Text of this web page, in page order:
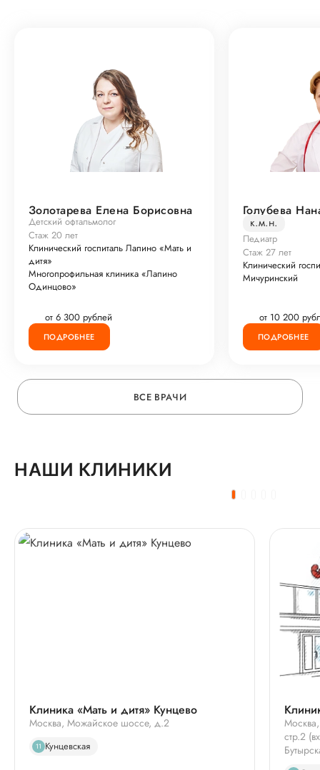
Золотарева Елена Борисовна
Детский офтальмолог
Стаж 20 лет
Клинический госпиталь Лапино «Мать и
дитя»
Многопрофильная клиника «Лапино
Одинцово»
от 6 300 рублей
ПОДРОБНЕЕ
Голубева
к.м.н.
Педиатр
Стаж 27 лет
Клинический
Мичуринский
от 10 200
ПОДРОБНЕЕ
ВСЕ ВРАЧИ
НАШИ КЛИНИКИ
Клиника «Мать и дитя» Кунцево
Москва, Можайское шоссе, д.2
11 Кунцевская
стр.2